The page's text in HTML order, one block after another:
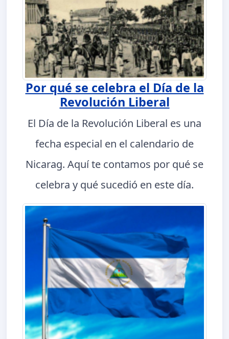
Por qué se celebra el Día de la
Revolución Liberal
El Día de la Revolución Liberal es una
fecha especial en el calendario de
Nicarag. Aquí te contamos por qué se
celebra y qué sucedió en este día.